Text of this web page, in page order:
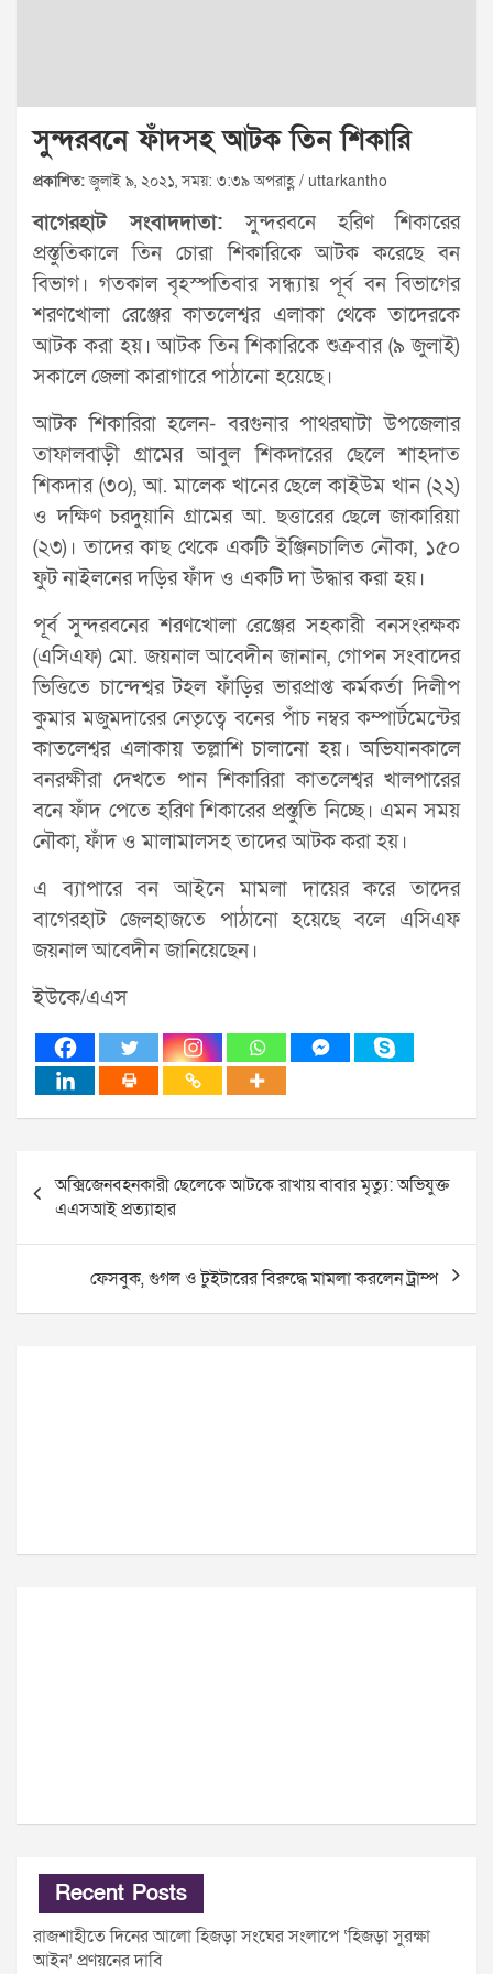
সুন্দরবনে ফাঁদসহ আটক তিন শিকারি
প্রকাশিত:জুলাই ৯, ২০২১, সময়: ৩:৩৯ অপরাহ্ণ / uttarkantho
বাগেরহাট সংবাদদাতা:সুন্দরবনে হরিণ শিকারের
প্রস্তুতিকালে তিন চোরা শিকারিকে আটক করেছে বন
বিভাগ। গতকাল বৃহস্পতিবার সন্ধ্যায় পূর্ব বন বিভাগের
শরণখোলা রেঞ্জের কাতলেশ্বর এলাকা থেকে তাদেরকে
আটক করা হয়। আটক তিন শিকারিকে শুক্রবার (৯ জুলাই)
সকালে জেলা কারাগারে পাঠানো হয়েছে।
আটক শিকারিরা হলেন- বরগুনার পাথরঘাটা উপজেলার
তাফালবাড়ী গ্রামের আবুল শিকদারের ছেলে শাহদাত
শিকদার (৩০), আ. মালেক খানের ছেলে কাইউম খান (২২)
ও দক্ষিণ চরদুয়ানি গ্রামের আ. ছত্তারের ছেলে জাকারিয়া
(২৩)। তাদের কাছ থেকে একটি ইঞ্জিনচালিত নৌকা, ১৫০
ফুট নাইলনের দড়ির ফাঁদ ও একটি দা উদ্ধার করা হয়।
পূর্ব সুন্দরবনের শরণখোলা রেঞ্জের সহকারী বনসংরক্ষক
(এসিএফ) মো. জয়নাল আবেদীন জানান, গোপন সংবাদের
ভিত্তিতে চান্দেশ্বর টহল ফাঁড়ির ভারপ্রাপ্ত কর্মকর্তা দিলীপ
কুমার মজুমদারের নেতৃত্বে বনের পাঁচ নম্বর কম্পার্টমেন্টের
কাতলেশ্বর এলাকায় তল্লাশি চালানো হয়। অভিযানকালে
বনরক্ষীরা দেখতে পান শিকারিরা কাতলেশ্বর খালপারের
বনে ফাঁদ পেতে হরিণ শিকারের প্রস্তুতি নিচ্ছে। এমন সময়
নৌকা, ফাঁদ ও মালামালসহ তাদের আটক করা হয়।
এ ব্যাপারে বন আইনে মামলা দায়ের করে তাদের
বাগেরহাট জেলহাজতে পাঠানো হয়েছে বলে এসিএফ
জয়নাল আবেদীন জানিয়েছেন।
ইউকে/এএস
Post
navigation
অক্সিজেনবহনকারী ছেলেকে আটকে রাখায় বাবার মৃত্যু: অভিযুক্ত
এএসআই প্রত্যাহার
ফেসবুক, গুগল ও টুইটারের বিরুদ্ধে মামলা করলেন ট্রাম্প
Recent Posts
রাজশাহীতে দিনের আলো হিজড়া সংঘের সংলাপে ‘হিজড়া সুরক্ষা
আইন’ প্রণয়নের দাবি